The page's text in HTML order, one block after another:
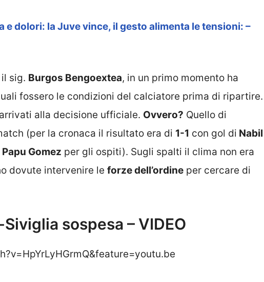
e dolori: la Juve vince, il gesto alimenta le tensioni: –
sig. Burgos Bengoextea, in un primo momento ha
fossero le condizioni del calciatore prima di ripartire.
alla decisione ufficiale. Ovvero? Quello di
(per la cronaca il risultato era di 1-1 con gol di Nabil
Papu Gomez per gli ospiti). Sugli spalti il clima non era
dovute intervenire le forze dell’ordine per cercare di
sospesa – VIDEO